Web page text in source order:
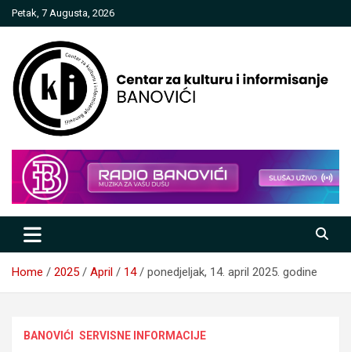
Skip
to
Petak, 7 Augusta, 2026
Centar za kulturu i informisanje
Banovići
Home 2025 April 14 ponedjeljak, 14. april 2025. godine
BANOVIĆI SERVISNE INFORMACIJE